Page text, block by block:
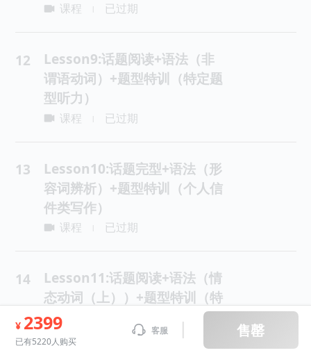
课程 已过期
12
Lesson9:话题阅读+语法（非
谓语动词）+题型特训（特定题
型听力）
课程 已过期
13
Lesson10:话题完型+语法（形
容词辨析）+题型特训（个人信
件类写作）
课程 已过期
14
Lesson11:话题阅读+语法（情
态动词（上））+题型特训（特
定题型听力）
课程 已过期
¥ 2399
已有5220人购买
客服 售罄